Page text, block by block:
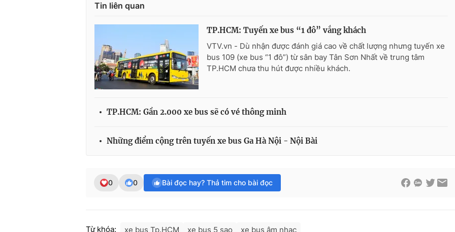
Tin liên quan
TP.HCM: Tuyến xe bus “1 đô” vắng khách
VTV.vn - Dù nhận được đánh giá cao về chất lượng nhưng tuyến xe
bus 109 (xe bus “1 đô”) từ sân bay Tân Sơn Nhất về trung tâm
TP.HCM chưa thu hút được nhiều khách.
TP.HCM: Gần 2.000 xe bus sẽ có vé thông minh
Những điểm cộng trên tuyến xe bus Ga Hà Nội - Nội Bài
0 0 Bài đọc hay? Thả tim cho bài đọc
Từ khóa: xe bus Tp.HCM xe bus 5 sao xe bus âm nhạc